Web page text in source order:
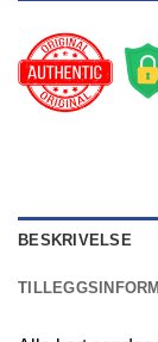
BESKRIVELSE